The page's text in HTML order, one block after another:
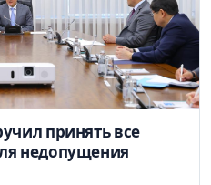
принять все
недопущения